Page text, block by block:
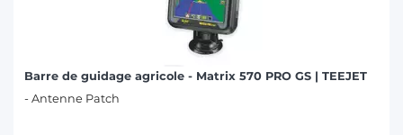
Barre de guidage agricole - Matrix 570 PRO GS | TEEJET
- Antenne Patch